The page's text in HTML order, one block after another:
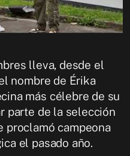
lleva, desde el
nombre de Érika
más célebre de su
parte de la selección
proclamó campeona
el pasado año.